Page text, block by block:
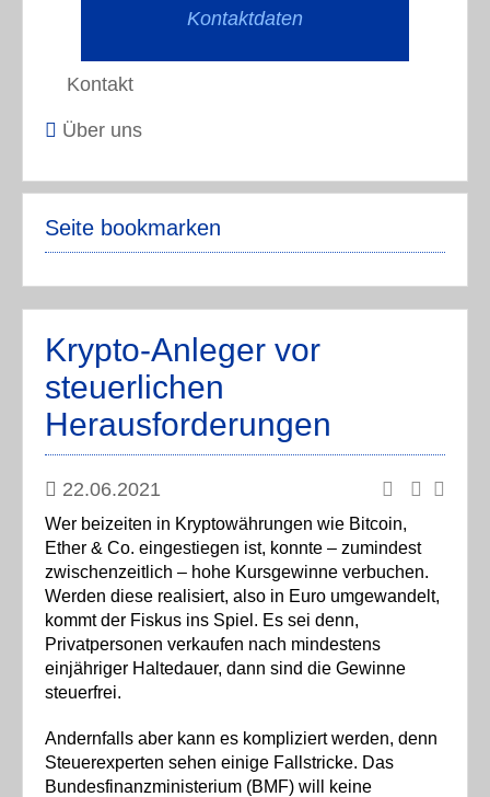
Kontaktdaten
Kontakt
Über uns
Seite bookmarken
Krypto-Anleger vor
steuerlichen
Herausforderungen
22.06.2021
Wer beizeiten in Kryptowährungen wie Bitcoin,
Ether & Co. eingestiegen ist, konnte – zumindest
zwischenzeitlich – hohe Kursgewinne verbuchen.
Werden diese realisiert, also in Euro umgewandelt,
kommt der Fiskus ins Spiel. Es sei denn,
Privatpersonen verkaufen nach mindestens
einjähriger Haltedauer, dann sind die Gewinne
steuerfrei.
Andernfalls aber kann es kompliziert werden, denn
Steuerexperten sehen einige Fallstricke. Das
Bundesfinanzministerium (BMF) will keine